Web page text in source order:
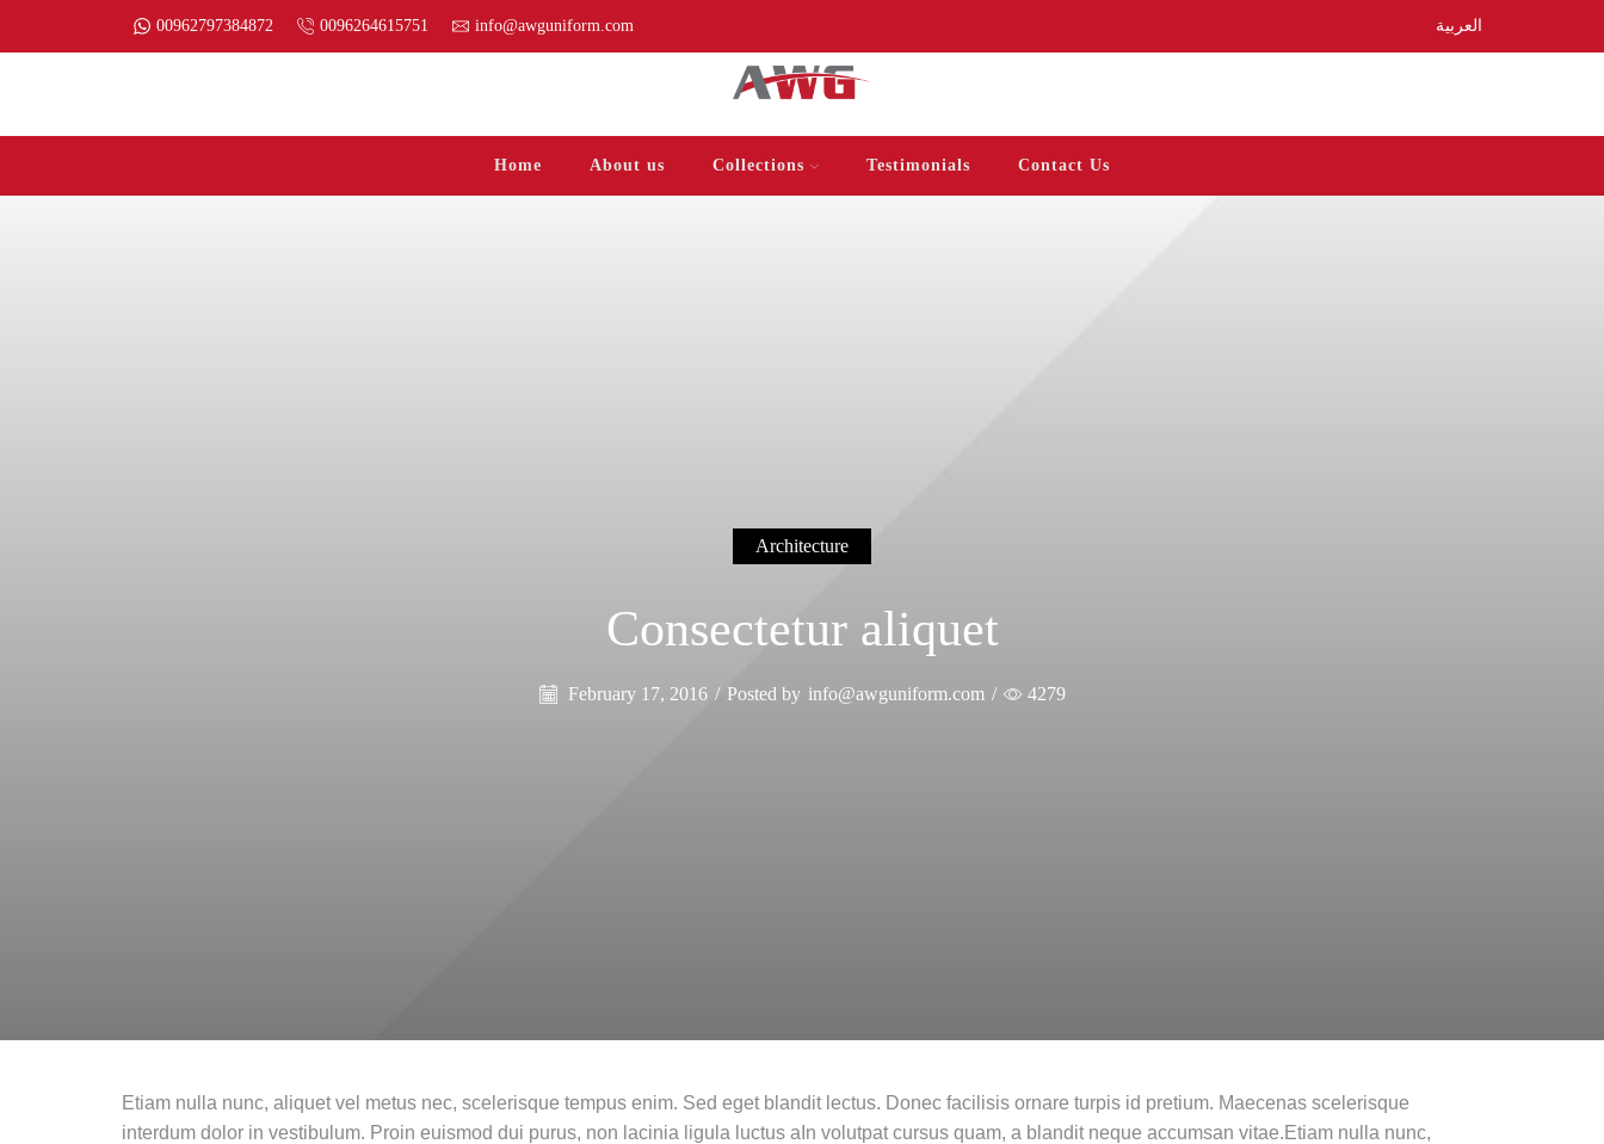
00962797384872 0096264615751 info@awguniform.com العربية
Home About us Collections Testimonials Contact Us
Architecture
Consectetur aliquet
February 17, 2016 / Posted by info@awguniform.com / 4279
Etiam nulla nunc, aliquet vel metus nec, scelerisque tempus enim. Sed eget blandit lectus. Donec facilisis ornare turpis id pretium. Maecenas scelerisque
interdum dolor in vestibulum. Proin euismod dui purus, non lacinia ligula luctus aIn volutpat cursus quam, a blandit neque accumsan vitae.Etiam nulla nunc,